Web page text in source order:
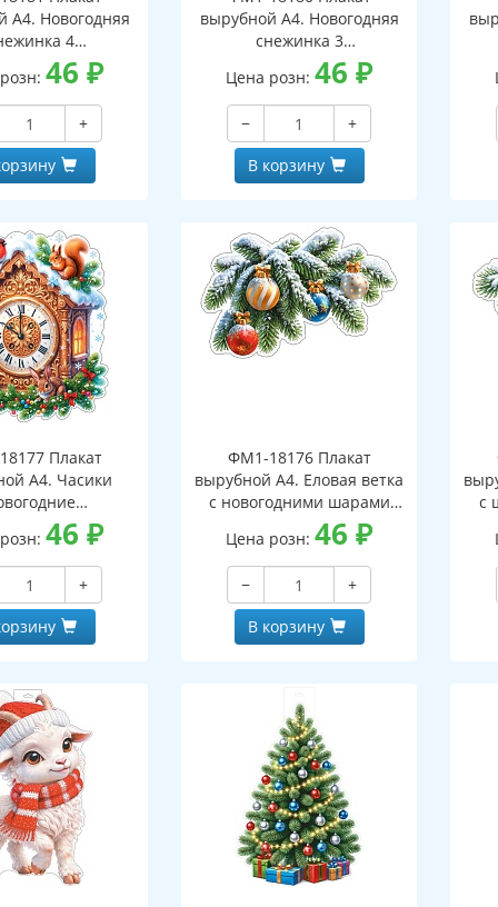
А4. Новогодняя
4
ВД-лак)
46₽
+
вырубной А4. Новогодняя
снежинка 3
(двухсторонний, ВД-лак)
Цена розн:46₽
−
+
В корзину
Плакат
А4. Часики
ВД-лак)
46₽
+
ФМ1-18176 Плакат
вырубной А4. Еловая ветка
с новогодними шарами
(двухсторонний, ВД-лак)
Цена розн:46₽
−
+
В корзину
с